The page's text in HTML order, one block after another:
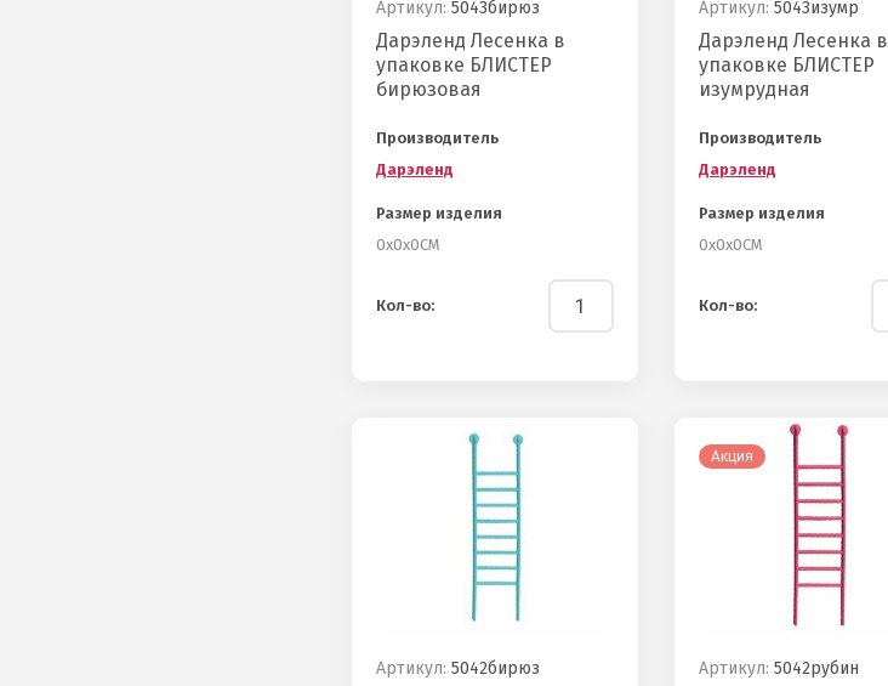
Артикул: 5043бирюз
Дарэленд Лесенка в
упаковке БЛИСТЕР
бирюзовая
Производитель
Дарэленд
Размер изделия
0х0х0СМ
Кол-во:
Артикул: 5043изумр
Дарэленд Лесенка в
упаковке БЛИСТЕР
изумрудная
Производитель
Дарэленд
Размер изделия
0х0х0СМ
Кол-во:
Артикул: 5042бирюз
Акция
Артикул: 5042рубин